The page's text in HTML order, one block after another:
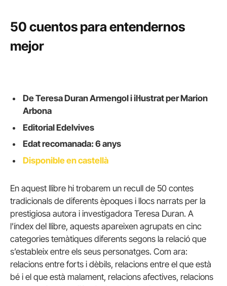
50 cuentos para entendernos
mejor
De Teresa Duran Armengol i il·lustrat per Marion
Arbona
Editorial Edelvives
Edat recomanada: 6 anys
Disponible en castellà
En aquest llibre hi trobarem un recull de 50 contes
tradicionals de diferents èpoques i llocs narrats per la
prestigiosa autora i investigadora Teresa Duran. A
l’índex del llibre, aquests apareixen agrupats en cinc
categories temàtiques diferents segons la relació que
s’estableix entre els seus personatges. Com ara:
relacions entre forts i dèbils, relacions entre el que està
bé i el que està malament, relacions afectives, relacions